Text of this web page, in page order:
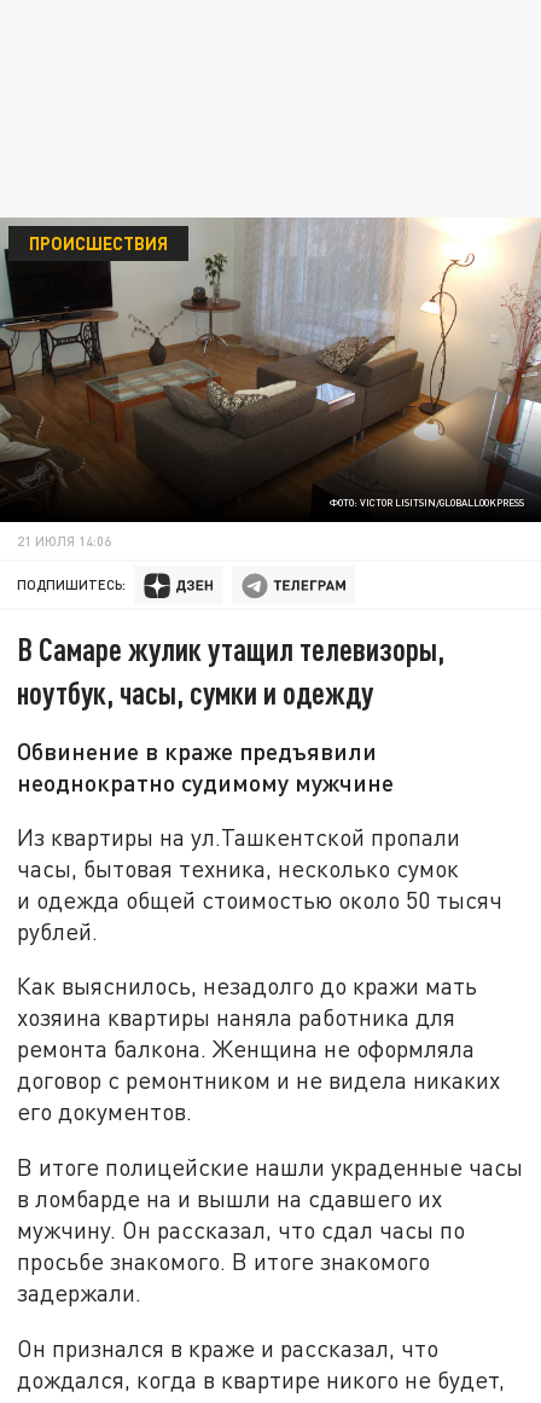
ФОТО: VICTOR LISITSIN/GLOBALLOOKPRESS
ПРОИСШЕСТВИЯ
21 ИЮЛЯ 14:06
ПОДПИШИТЕСЬ:
В Самаре жулик утащил телевизоры,
ноутбук, часы, сумки и одежду
Обвинение в краже предъявили
неоднократно судимому мужчине
Из квартиры на ул.Ташкентской пропали
часы, бытовая техника, несколько сумок
и одежда общей стоимостью около 50 тысяч
рублей.
Как выяснилось, незадолго до кражи мать
хозяина квартиры наняла работника для
ремонта балкона. Женщина не оформляла
договор с ремонтником и не видела никаких
его документов.
В итоге полицейские нашли украденные часы
в ломбарде на и вышли на сдавшего их
мужчину. Он рассказал, что сдал часы по
просьбе знакомого. В итоге знакомого
задержали.
Он признался в краже и рассказал, что
дождался, когда в квартире никого не будет,